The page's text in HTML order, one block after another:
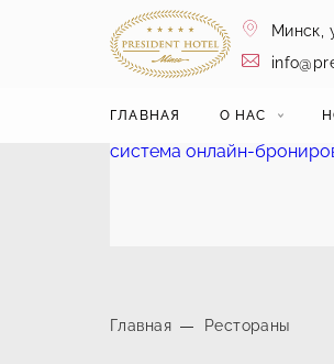
Минск,
ГЛАВНАЯ О НАС
система онлайн-
Главная Рестораны